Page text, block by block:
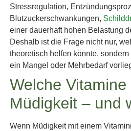
Stressregulation,
Blutzuckerschwankungen,
einer dauerhaft hohen Belastung
Deshalb ist die Frage nicht nur,
theoretisch helfen könnte,
ein Mangel oder Mehrbedarf
Welche
Müdigkeit – und
Wenn Müdigkeit mit einem